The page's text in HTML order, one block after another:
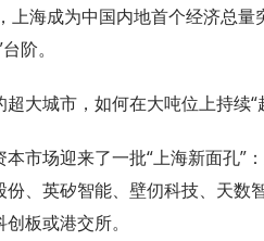
上海成为中国内地首个经济总
阶。
大城市，如何在大吨位上持续“
市场迎来了一批“上海新面孔”
份、英矽智能、壁仞科技、天数
板或港交所。